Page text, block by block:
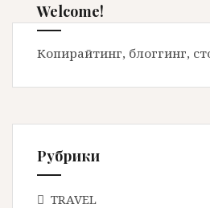
и
г
а
ц
Welcome!
Копирайтинг, блоггинг,
Рубрики
TRAVEL